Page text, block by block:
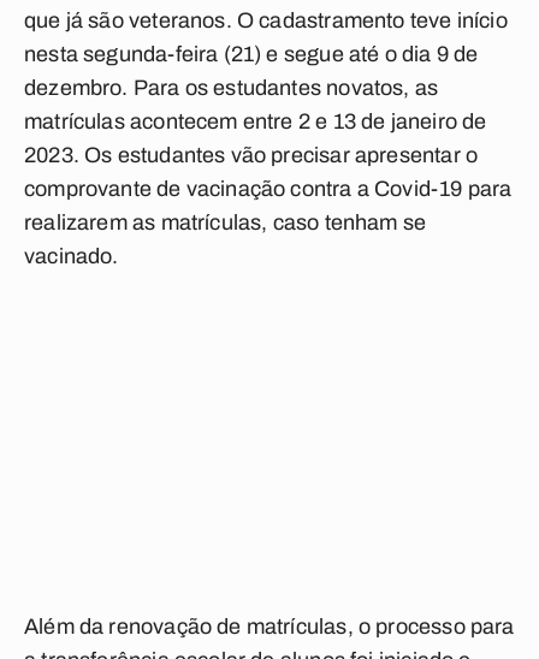
que já são veteranos. O cadastramento teve início
nesta segunda-feira (21) e segue até o dia 9 de
dezembro. Para os estudantes novatos, as
matrículas acontecem entre 2 e 13 de janeiro de
2023. Os estudantes vão precisar apresentar o
comprovante de vacinação contra a Covid-19 para
realizarem as matrículas, caso tenham se
vacinado.
Além da renovação de matrículas, o processo para